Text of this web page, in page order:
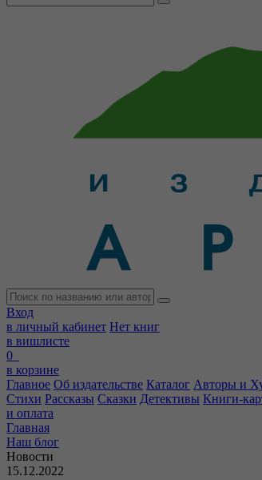
Вход
в личный кабинет Нет книг
в вишлисте
0
в корзине
Главное Об издательстве Каталог Авторы и
Стихи Рассказы Сказки Детективы Книги-
и оплата
Главная
Наш блог
Новости
15.12.2022